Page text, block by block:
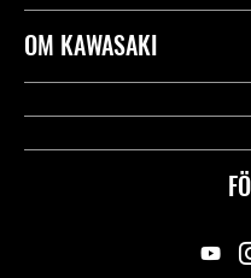
Kontakta oss
Användbara länkar
Rättsligt & Sekretess
OM KAWASAKI
Företag